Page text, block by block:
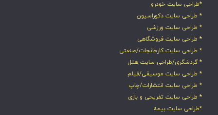
*طراحی سایت خودرو
* طراحی سایت دکوراسیون
* طراحی سایت ورزشی
* طراحی سایت فروشگاهی
* طراحی سایت کارخانجات/صنعتی
* گردشگری/طراحی سایت هتل
* طراحی سایت موسیقی/فیلم
* طراحی سایت انتشارات/چاپ
* طراحی سایت تفریحی و بازی
*طراحی سایت بیمه